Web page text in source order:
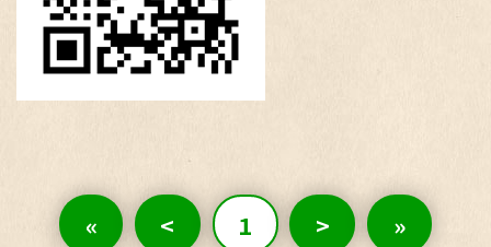
« < 1 > »